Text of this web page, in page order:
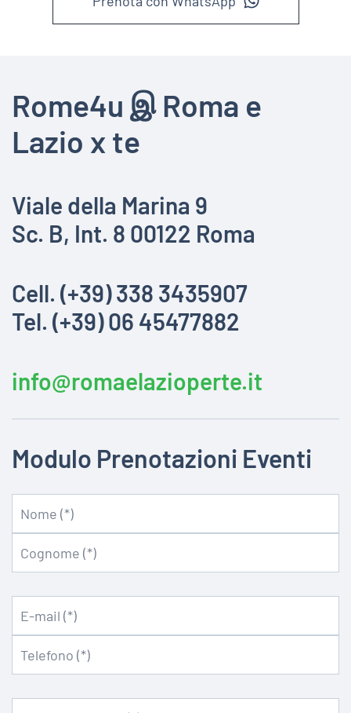
Rome4u இ Roma e
Lazio x te
Viale della Marina 9
Sc. B, Int. 8 00122 Roma
Cell. (+39) 338 3435907
Tel. (+39) 06 45477882
info@romaelazioperte.it
Modulo Prenotazioni Eventi